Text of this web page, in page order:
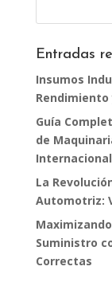
Entradas
Insumos
Rendimiento
Guía
de
Internacional
La
Automotriz:
Suministro
Correctas